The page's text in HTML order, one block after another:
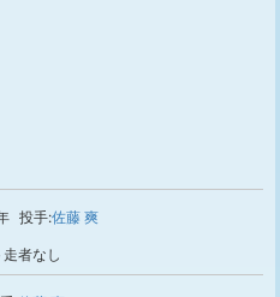
投手:佐藤 爽
走者なし